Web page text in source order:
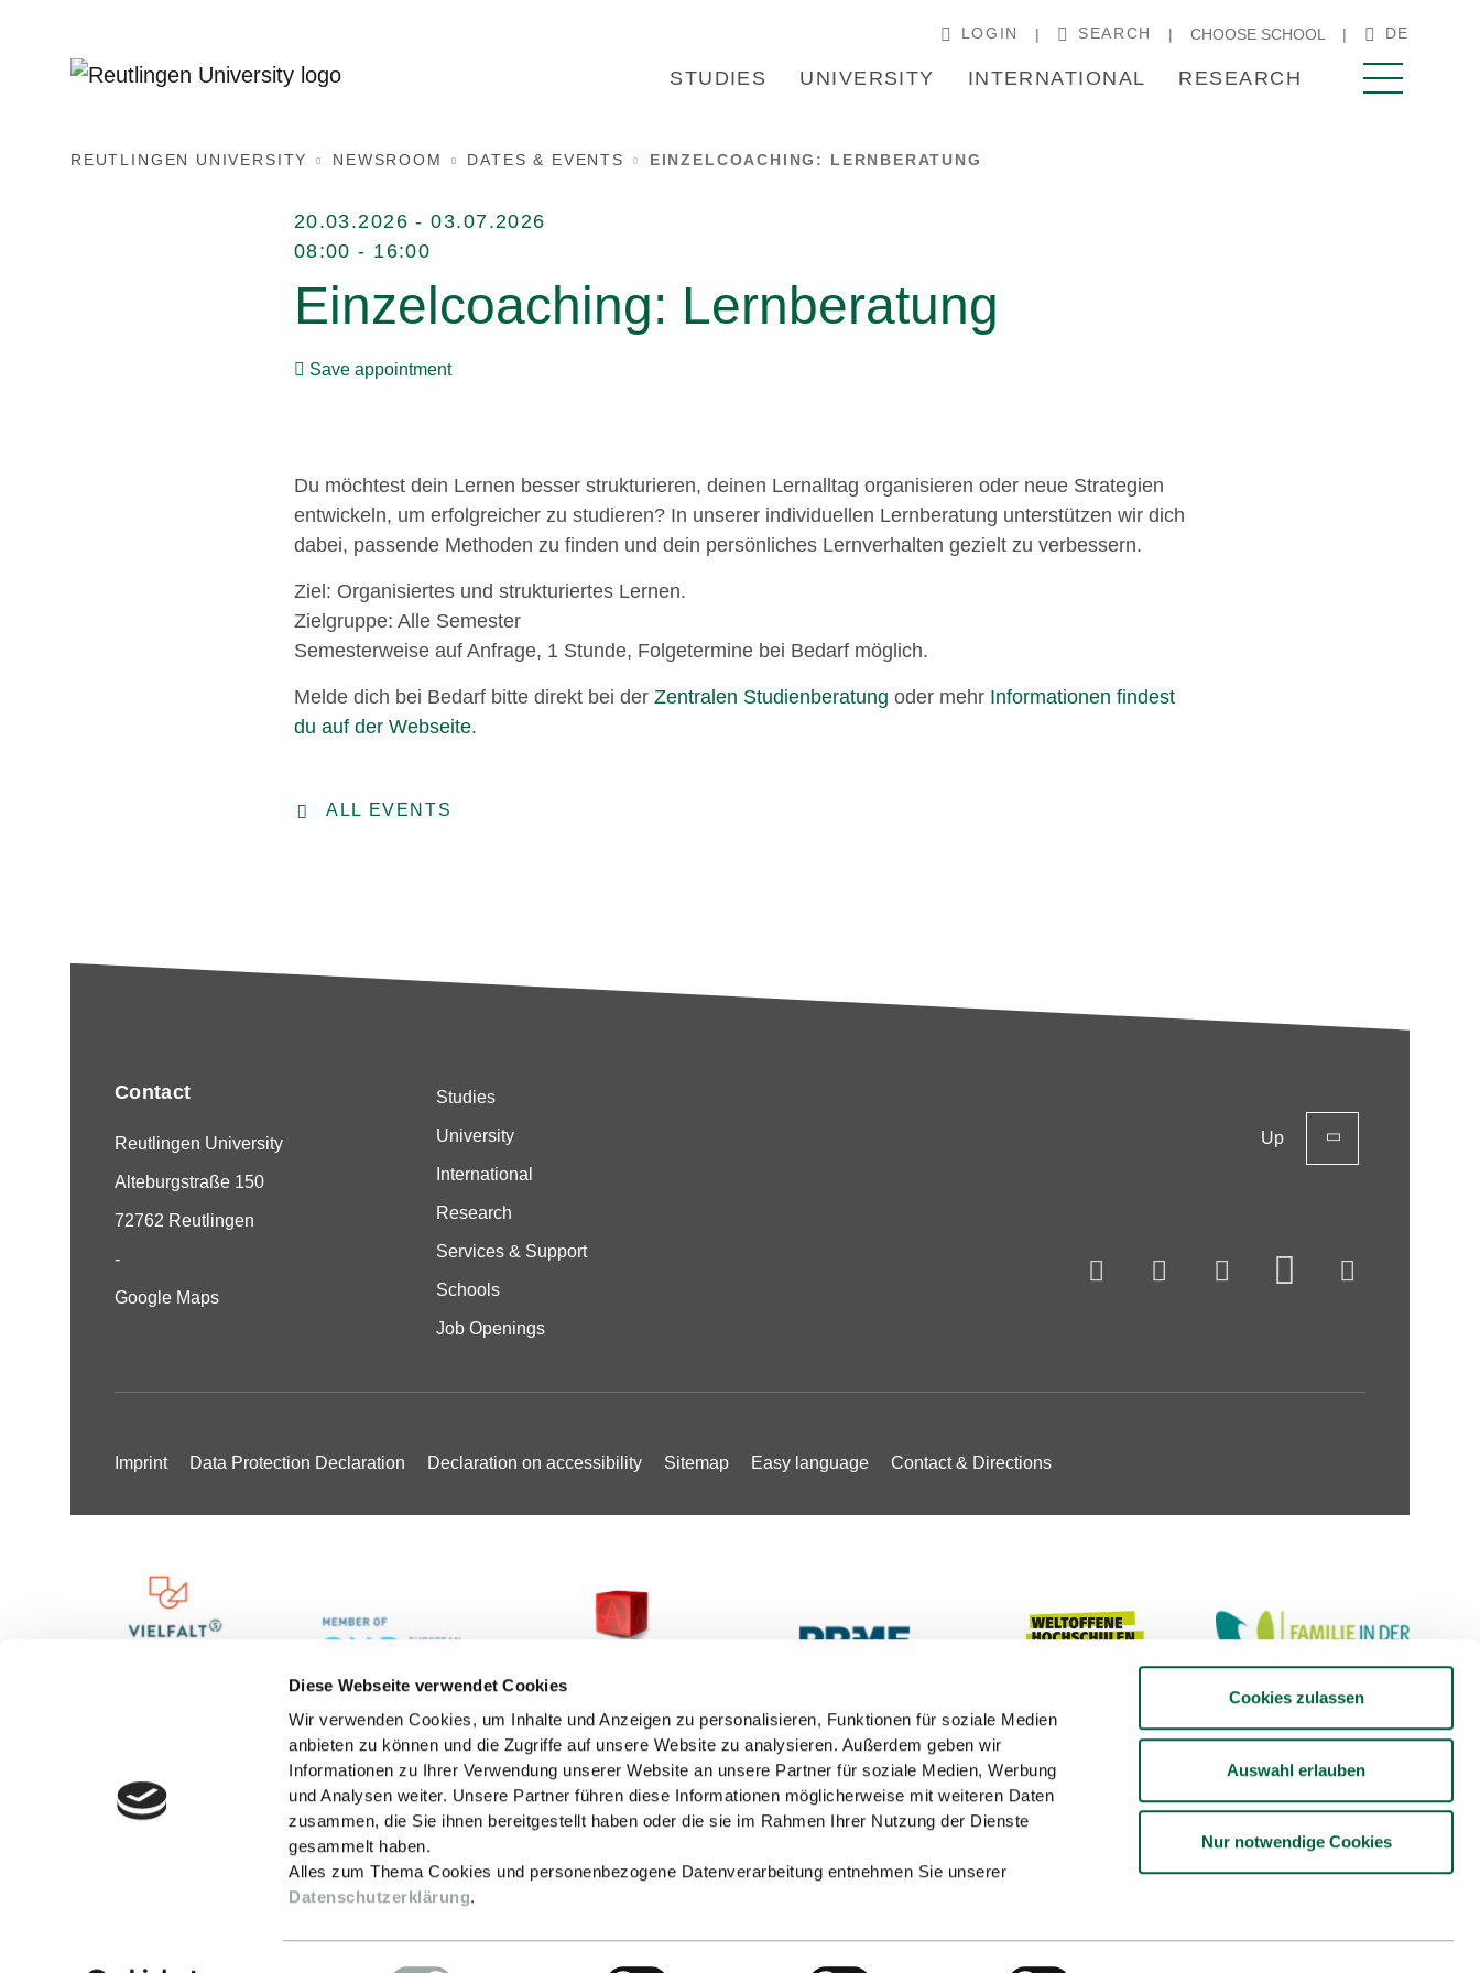
Diese Webseite verwendet Cookies
Wir verwenden Cookies, um Inhalte und Anzeigen zu personalisieren, Funktionen für soziale Medien
anbieten zu können und die Zugriffe auf unsere Website zu analysieren. Außerdem geben wir
Informationen zu Ihrer Verwendung unserer Website an unsere Partner für soziale Medien, Werbung
und Analysen weiter. Unsere Partner führen diese Informationen möglicherweise mit weiteren Daten
zusammen, die Sie ihnen bereitgestellt haben oder die sie im Rahmen Ihrer Nutzung der Dienste
gesammelt haben.
Alles zum Thema Cookies und personenbezogene Datenverarbeitung entnehmen Sie unserer
Datenschutzerklärung.
Cookies zulassen
Auswahl erlauben
Nur notwendige Cookies
LOGIN SEARCH CHOOSE SCHOOL DE
STUDIES UNIVERSITY INTERNATIONAL RESEARCH
REUTLINGEN UNIVERSITY NEWSROOM DATES & EVENTS EINZELCOACHING: LERNBERATUNG
20.03.2026 - 03.07.2026
08:00 - 16:00
Einzelcoaching: Lernberatung
Save appointment
Du möchtest dein Lernen besser strukturieren, deinen Lernalltag organisieren oder neue Strategien
entwickeln, um erfolgreicher zu studieren? In unserer individuellen Lernberatung unterstützen wir dich
dabei, passende Methoden zu finden und dein persönliches Lernverhalten gezielt zu verbessern.
Ziel: Organisiertes und strukturiertes Lernen.
Zielgruppe: Alle Semester
Semesterweise auf Anfrage, 1 Stunde, Folgetermine bei Bedarf möglich.
Melde dich bei Bedarf bitte direkt bei der Zentralen Studienberatung oder mehr Informationen findest
du auf der Webseite.
ALL EVENTS
Up
Contact
Reutlingen University
Alteburgstraße 150
72762 Reutlingen
-
Google Maps
Studies
University
International
Research
Services & Support
Schools
Job Openings
Imprint Data Protection Declaration Declaration on accessibility Sitemap Easy language Contact & Directions